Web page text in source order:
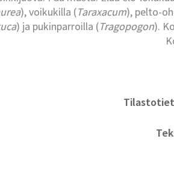
), voikukilla (Taraxacum), pelto-
) ja pukinparroilla (Tragopogon).